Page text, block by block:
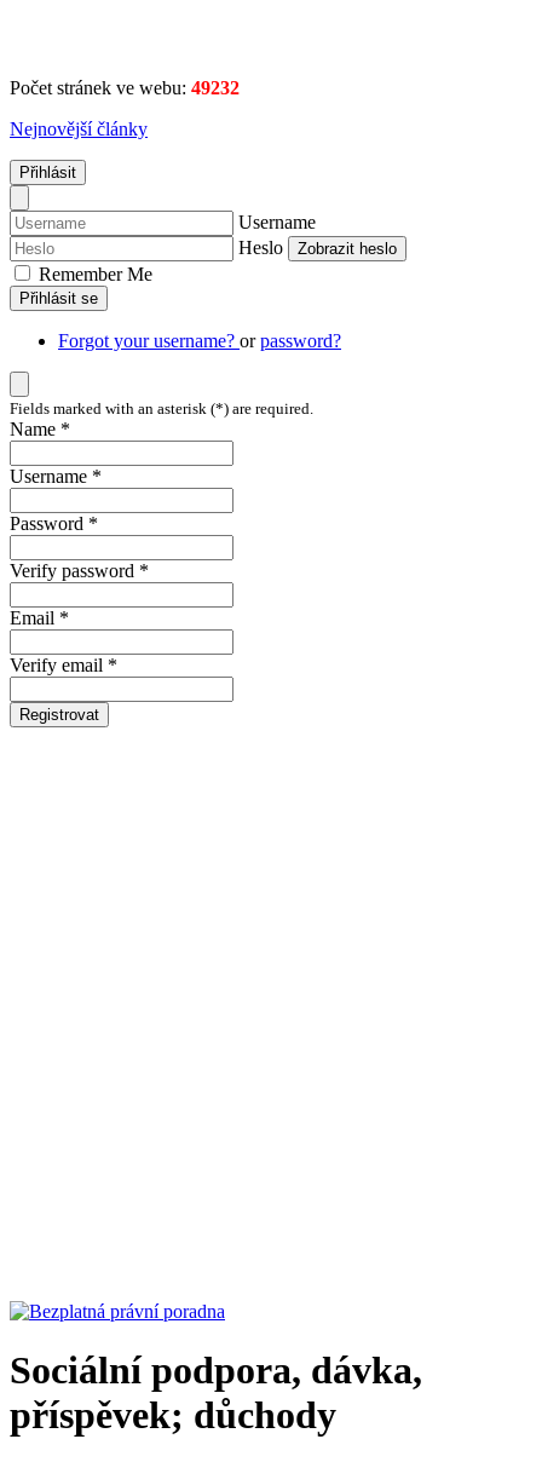
Počet stránek ve webu: 49232
Nejnovější články
Přihlásit
Username
Heslo
Zobrazit heslo
Remember Me
Přihlásit se
Forgot your username? orpassword?
Fields marked with an asterisk (*) are required.
Name *
Username *
Password *
Verify password *
Email *
Verify email *
Registrovat
Sociální podpora, dávka,
příspěvek; důchody